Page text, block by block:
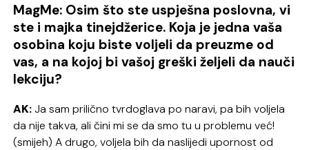
MagMe: Osim što ste uspješna poslovna, vi
ste i majka tinejdžerice. Koja je jedna vaša
osobina koju biste voljeli da preuzme od
vas, a na kojoj bi vašoj greški željeli da nauči
lekciju?
AK:Ja sam prilično tvrdoglava po naravi, pa bih voljela
da nije takva, ali čini mi se da smo tu u problemu već!
(smijeh) A drugo, voljela bih da naslijedi upornost od